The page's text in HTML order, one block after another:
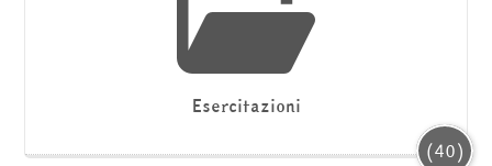
Esercitazioni
(40)